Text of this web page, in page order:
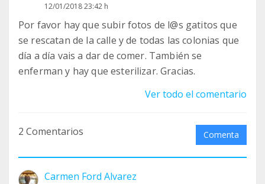
12/01/2018 23:42 h
Por favor hay que subir fotos de l@s gatitos que
se rescatan de la calle y de todas las colonias que
día a día vais a dar de comer. También se
enferman y hay que esterilizar. Gracias.
Ver todo el comentario
2 Comentarios Comenta
Carmen Ford Alvarez